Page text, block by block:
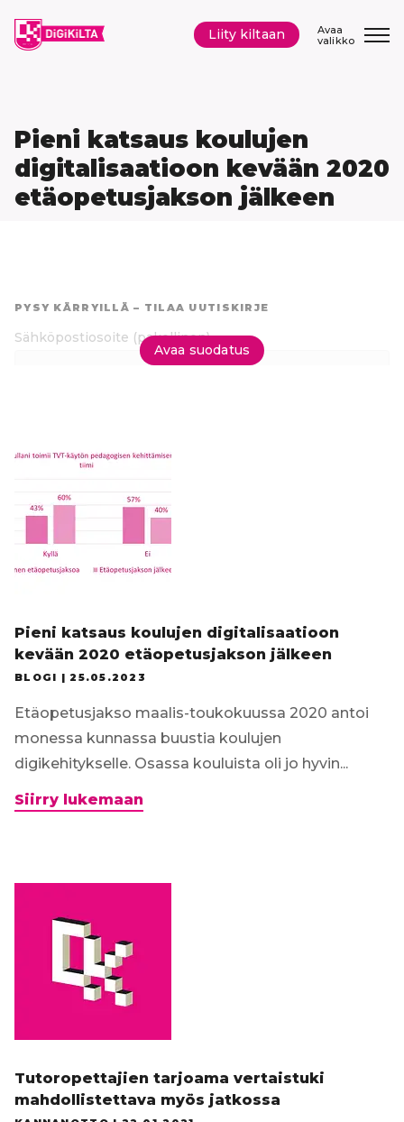
sisältöön
Avaa
valikko
Liity kiltaan
Pieni katsaus koulujen
digitalisaatioon kevään 2020
etäopetusjakson jälkeen
PYSY KÄRRYILLÄ – TILAA UUTISKIRJE
Sähköpostiosoite (pakollinen)
Avaa suodatus
Pieni katsaus koulujen digitalisaatioon
kevään 2020 etäopetusjakson jälkeen
BLOGI |25.05.2023
Etäopetusjakso maalis-toukokuussa 2020 antoi
monessa kunnassa buustia koulujen
digikehitykselle. Osassa kouluista oli jo hyvin...
Siirry lukemaan
kevään
Tutoropettajien tarjoama vertaistuki
mahdollistettava myös jatkossa